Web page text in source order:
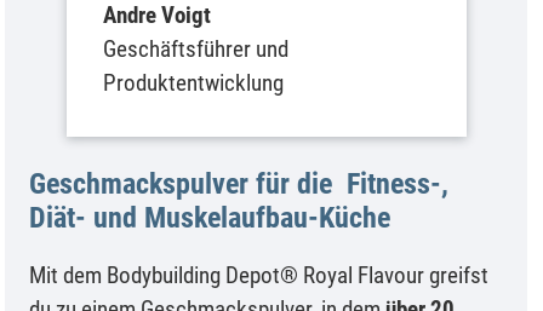
Andre Voigt
Geschäftsführer und
Produktentwicklung
Geschmackspulver für die Fitness-,
Diät- und Muskelaufbau-Küche
Mit dem Bodybuilding Depot® Royal Flavour greifst